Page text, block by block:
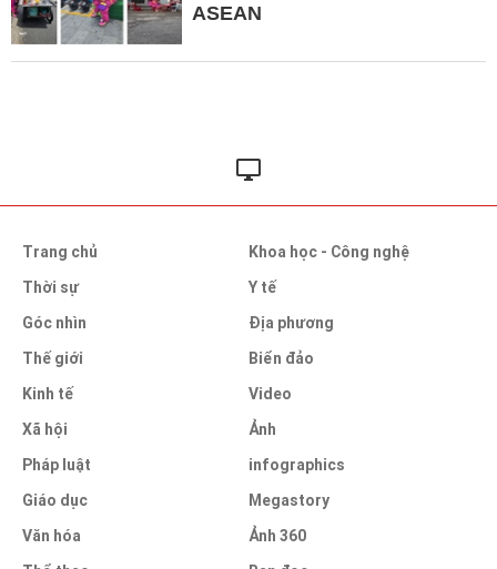
ASEAN
Trang chủ
Thời sự
Góc nhìn
Thế giới
Kinh tế
Xã hội
Pháp luật
Giáo dục
Văn hóa
Khoa học - Công nghệ
Y tế
Địa phương
Biển đảo
Video
Ảnh
infographics
Megastory
Ảnh 360